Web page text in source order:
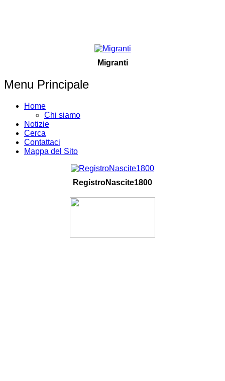
Migranti
Menu Principale
Home
Chi siamo
Notizie
Cerca
Contattaci
Mappa del Sito
RegistroNascite1800